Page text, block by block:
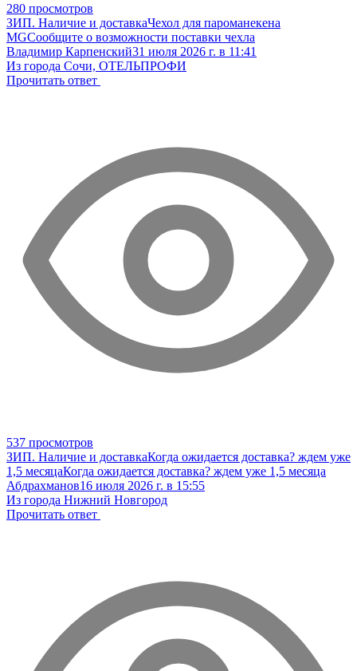
280 просмотров
ЗИП. Наличие и доставкаЧехол для пароманекена
MGСообщите о возможности поставки чехла
Владимир Карпенский31 июля 2026 г. в 11:41
Из города Сочи, ОТЕЛЬПРОФИ
Прочитать ответ
537 просмотров
ЗИП. Наличие и доставкаКогда ожидается доставка? ждем уже
1,5 месяцаКогда ожидается доставка? ждем уже 1,5 месяца
Абдрахманов16 июля 2026 г. в 15:55
Из города Нижний Новгород
Прочитать ответ